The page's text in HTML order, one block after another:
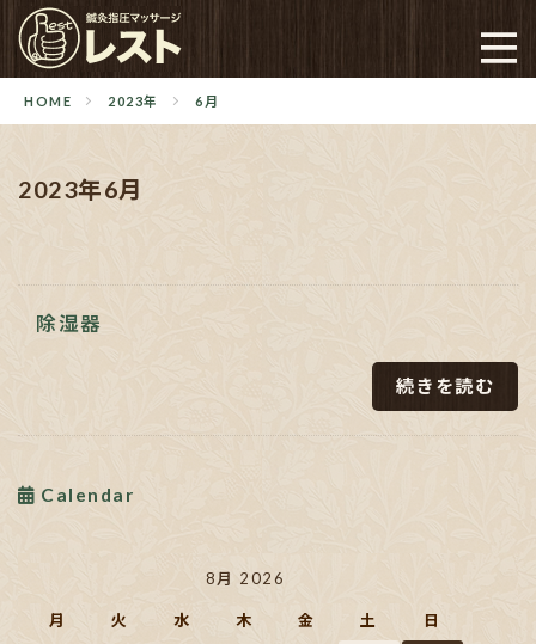
HOME 2023年 6月
2023年6月
除湿器
続きを読む
Calendar
8月 2026
月 火 水 木 金 土 日